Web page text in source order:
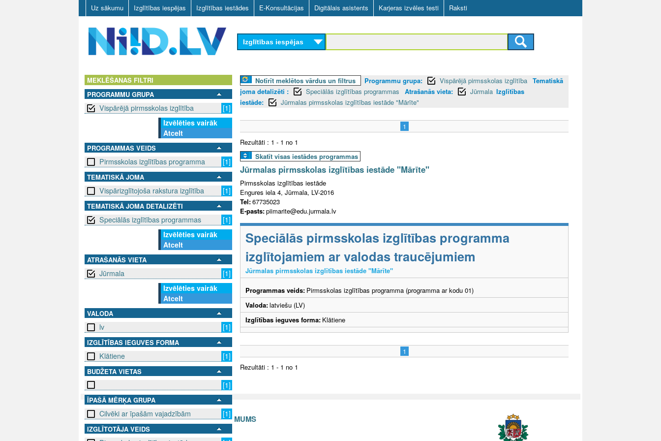
Skip
to
main
content
Uz sākumu Izglītības iespējas Izglītības iestādes E-Konsultācijas Digitālais asistents Karjeras izvēles testi Raksti
V
Izglītības iespējas
MEKLĒŠANAS FILTRI
PROGRAMMU GRUPA
Vispārējā pirmsskolas izglītība
[1]
Izvēlēties vairāk
Atcelt
PROGRAMMAS VEIDS
Pirmsskolas izglītības programma [1]
TEMATISKĀ JOMA
Vispārizglītojoša rakstura izglītība [1]
TEMATISKĀ JOMA DETALIZĒTI
Speciālās izglītības programmas
[1]
Izvēlēties vairāk
Atcelt
ATRAŠANĀS VIETA
Jūrmala
[1]
Izvēlēties vairāk
Atcelt
VALODA
lv [1]
IZGLĪTĪBAS IEGUVES FORMA
Klātiene [1]
BUDŽETA VIETAS
[1]
ĪPAŠĀ MĒRĶA GRUPA
Cilvēki ar īpašām vajadzībām [1]
IZGLĪTOTĀJA VEIDS
Notīrīt meklētos vārdus un filtrus Programmu grupa: Vispārējā pirmsskolas izglītība Tematiskā
joma detalizēti :
Speciālās izglītības programmas Atrašanās vieta: Jūrmala Izglītības
iestāde:
Jūrmalas pirmsskolas izglītības iestāde "Mārīte"
1
Rezultāti : 1 - 1 no 1
Skatīt visas iestādes programmas
Jūrmalas pirmsskolas izglītības iestāde "Mārīte"
Pirmsskolas izglītības iestāde
Engures iela 4, Jūrmala, LV-2016
Tel:67735023
E-pasts:piimarite@edu.jurmala.lv
Speciālās pirmsskolas izglītības programma
izglītojamiem ar valodas traucējumiem
Jūrmalas pirmsskolas izglītības iestāde "Mārīte"
Programmas veids: Pirmsskolas izglītības programma (programma ar kodu 01)
Valoda:latviešu (LV)
Izglītības ieguves forma: Klātiene
1
Rezultāti : 1 - 1 no 1
SEKO MUMS SAZINIES AR MUMS